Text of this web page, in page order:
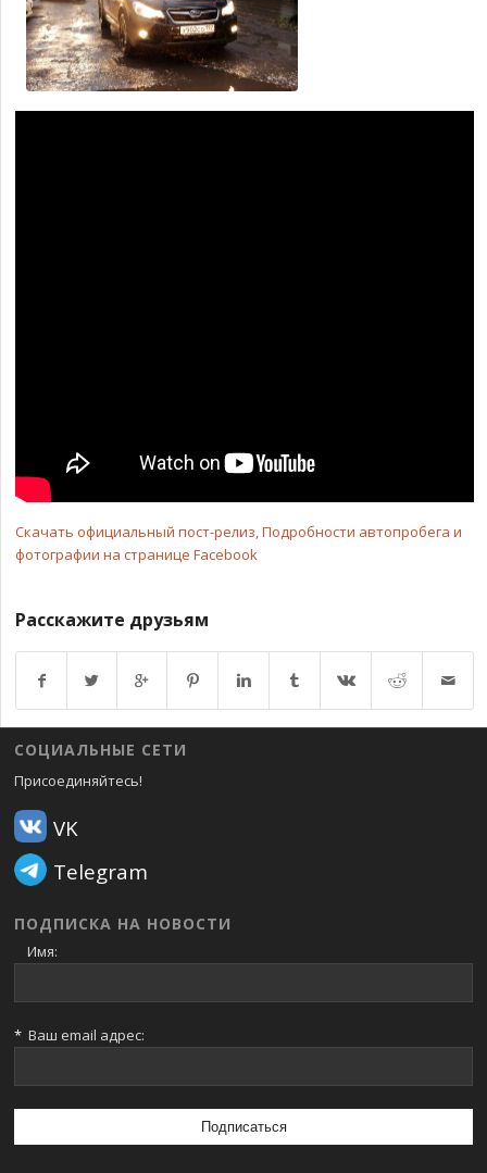
Скачать официальный пост-релиз Подробности автопробега и
фотографии на странице Facebook
Расскажите друзьям
Возврат к списку
СОЦИАЛЬНЫЕ СЕТИ
Присоединяйтесь!
VK
Telegram
ПОДПИСКА НА НОВОСТИ
Имя:
* Ваш email адрес: